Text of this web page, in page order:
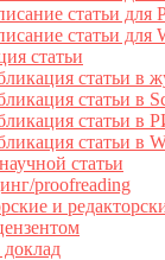
статьи
статьи для
статьи
статьи в
статьи в
статьи в
статьи в
статьи
proofreading
и